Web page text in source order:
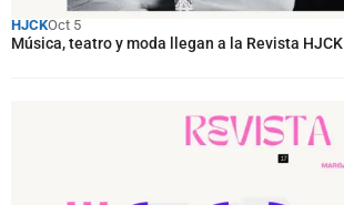
HJCKOct 5
Música, teatro y moda llegan a la Revista HJCK